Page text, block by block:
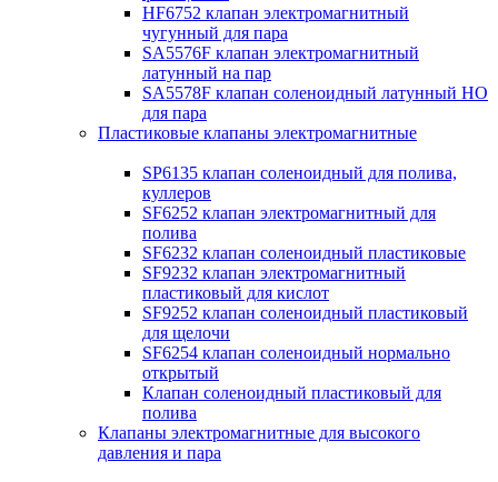
HF6752 клапан электромагнитный
чугунный для пара
SA5576F клапан электромагнитный
латунный на пар
SA5578F клапан соленоидный латунный НО
для пара
Пластиковые клапаны электромагнитные
SP6135 клапан соленоидный для полива,
куллеров
SF6252 клапан электромагнитный для
полива
SF6232 клапан соленоидный пластиковые
SF9232 клапан электромагнитный
пластиковый для кислот
SF9252 клапан соленоидный пластиковый
для щелочи
SF6254 клапан соленоидный нормально
открытый
Клапан соленоидный пластиковый для
полива
Клапаны электромагнитные для высокого
давления и пара